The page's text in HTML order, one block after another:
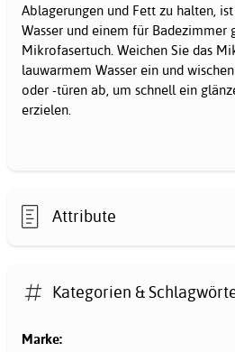
Ablagerungen und Fett zu halten,
Wasser und einem für Badezimmer
Mikrofasertuch. Weichen Sie das
lauwarmem Wasser ein und
oder -türen ab, um schnell ein
erzielen.
Attribute
Kategorien &
Marke: